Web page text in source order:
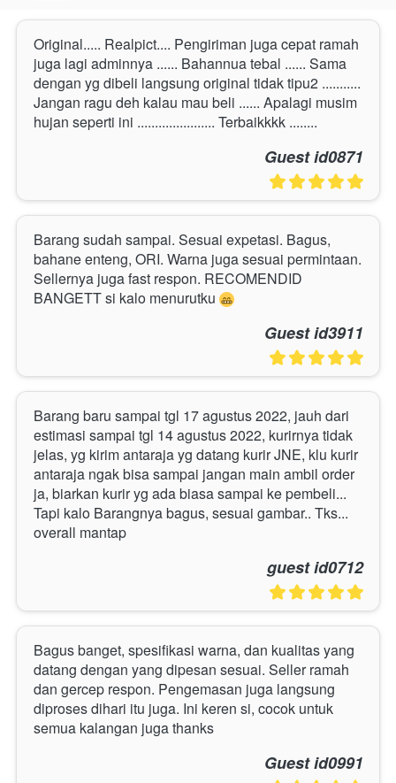
Original..... Realpict.... Pengiriman juga cepat ramah
juga lagi adminnya ...... Bahannua tebal ...... Sama
dengan yg dibeli langsung original tidak tipu2 ...........
Jangan ragu deh kalau mau beli ...... Apalagi musim
hujan seperti ini ...................... Terbaikkkk ........
Guest id0871
Barang sudah sampai. Sesuai expetasi. Bagus,
bahane enteng, ORI. Warna juga sesuai permintaan.
Sellernya juga fast respon. RECOMENDID
BANGETT si kalo menurutku
Guest id3911
Barang baru sampai tgl 17 agustus 2022, jauh dari
estimasi sampai tgl 14 agustus 2022, kurirnya tidak
jelas, yg kirim antaraja yg datang kurir JNE, klu kurir
antaraja ngak bisa sampai jangan main ambil order
ja, biarkan kurir yg ada biasa sampai ke pembeli...
Tapi kalo Barangnya bagus, sesuai gambar.. Tks...
overall mantap
guest id0712
Bagus banget, spesifikasi warna, dan kualitas yang
datang dengan yang dipesan sesuai. Seller ramah
dan gercep respon. Pengemasan juga langsung
diproses dihari itu juga. Ini keren si, cocok untuk
semua kalangan juga thanks
Guest id0991